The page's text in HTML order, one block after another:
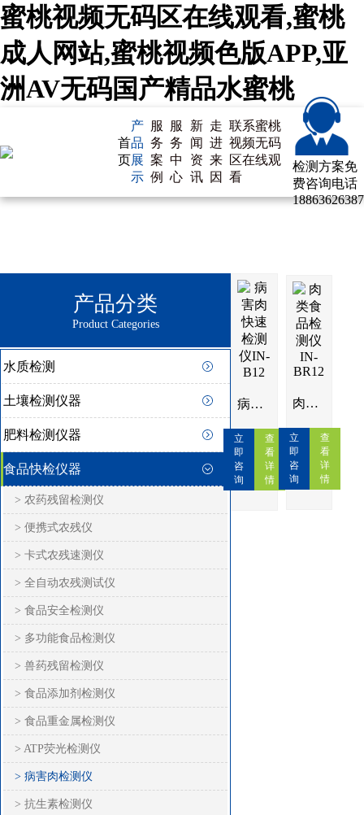
蜜桃视频无码区在线观看,蜜桃
成人网站,蜜桃视频色版APP,亚
洲AV无码国产精品水蜜桃
首
页
产
品
展
示
服
务
案
例
服
务
中
心
新
闻
资
讯
走
进
来
因
联系蜜桃
视频无码
区在线观
看
检测方案免
费咨询电话
18863626387
产品分类
Product Categories
水质检测
土壤检测仪器
肥料检测仪器
食品快检仪器
> 农药残留检测仪
> 便携式农残仪
> 卡式农残速测仪
> 全自动农残测试仪
> 食品安全检测仪
> 多功能食品检测仪
> 兽药残留检测仪
> 食品添加剂检测仪
> 食品重金属检测仪
> ATP荧光检测仪
> 病害肉检测仪
> 抗生素检测仪
病害肉快速检测仪IN-B12
立
即
咨
询
查
看
详
情
肉类食品检测仪IN-BR12
立
即
咨
询
查
看
详
情